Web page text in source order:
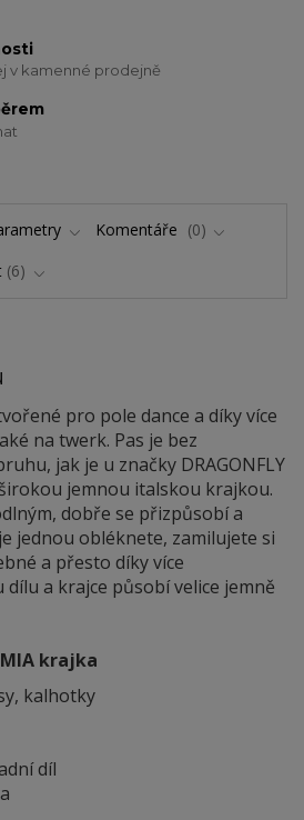
v kamenné prodejně
Komentáře
0
6
pro pole dance a díky více
na twerk. Pas je bez
jak je u značky DRAGONFLY
jemnou italskou krajkou.
dobře se přizpůsobí a
jednou obléknete, zamilujete si
a přesto díky více
a krajce působí velice jemně
krajka
kalhotky
díl